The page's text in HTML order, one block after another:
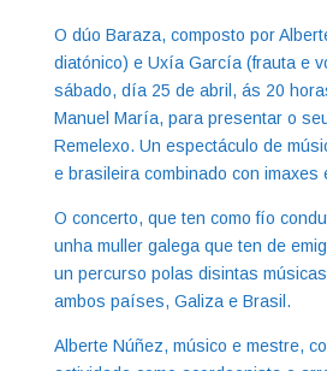
O dúo Baraza, composto por
diatónico) e Uxía García (frauta e
sábado, día 25 de abril, ás 20
Manuel María, para presentar o
Remelexo. Un espectáculo de
e brasileira combinado con imaxes
O concerto, que ten como fío
unha muller galega que ten de
un percurso polas disintas
ambos países, Galiza e Brasil.
Alberte Núñez, músico e mestre,